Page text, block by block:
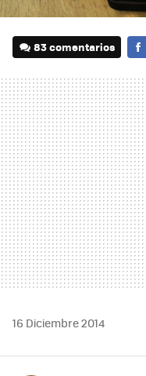
83 comentarios
16 Diciembre 2014